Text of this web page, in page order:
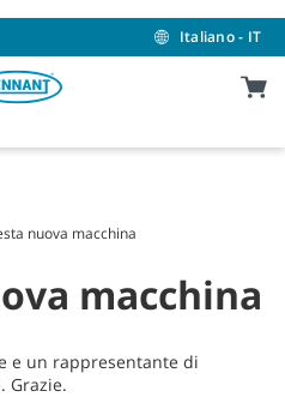
Italiano - IT
nuova macchina
macchina
e un rappresentante di
Grazie.